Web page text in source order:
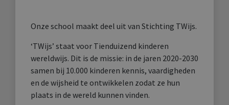
Onze school maakt deel uit van Stichting TWijs.
‘TWijs’ staat voor Tienduizend kinderen
wereldwijs. Dit is de missie: in de jaren 2020-2030
samen bij 10.000 kinderen kennis, vaardigheden
en de wijsheid te ontwikkelen zodat ze hun
plaats in de wereld kunnen vinden.